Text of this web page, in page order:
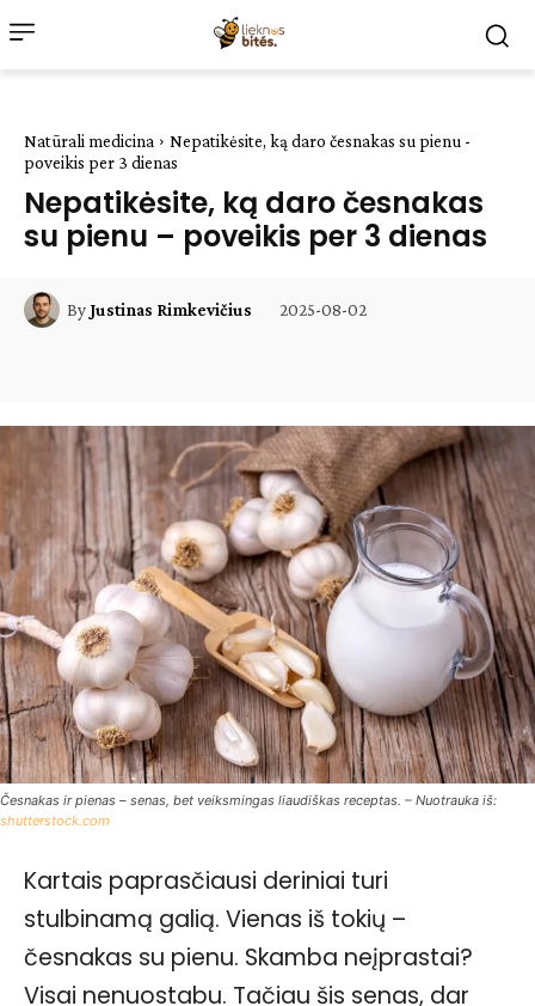
Natūrali medicina
Nepatikėsite, ką daro česnakas su pienu -
poveikis per 3 dienas
Nepatikėsite, ką daro česnakas
su pienu – poveikis per 3 dienas
ByJustinas Rimkevičius 2025-08-02
Česnakas ir pienas – senas, bet veiksmingas liaudiškas receptas. – Nuotrauka iš:
shutterstock.com
Kartais paprasčiausi deriniai turi
stulbinamą galią. Vienas iš tokių –
česnakas su pienu. Skamba neįprastai?
Visai nenuostabu. Tačiau šis senas, dar